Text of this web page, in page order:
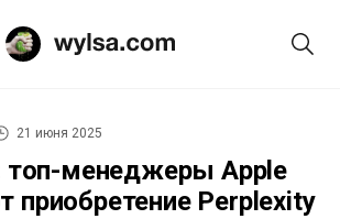
21 июня 2025
топ-менеджеры Apple
приобретение Perplexity